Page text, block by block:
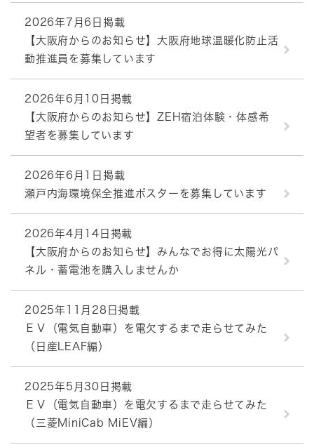
2026年7月6日掲載
【大阪府からのお知らせ】大阪府地球温暖化防止活
動推進員を募集しています
2026年6月10日掲載
【大阪府からのお知らせ】ZEH宿泊体験・体感希
望者を募集しています
2026年6月1日掲載
瀬戸内海環境保全推進ポスターを募集しています
2026年4月14日掲載
【大阪府からのお知らせ】みんなでお得に太陽光パ
ネル・蓄電池を購入しませんか
2025年11月28日掲載
ＥＶ（電気自動車）を電欠するまで走らせてみた
（日産LEAF編）
2025年5月30日掲載
ＥＶ（電気自動車）を電欠するまで走らせてみた
（三菱MiniCab MiEV編）